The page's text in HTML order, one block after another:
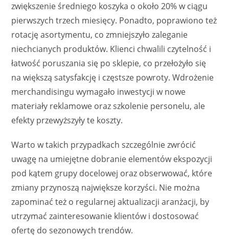
zwiększenie średniego koszyka o około 20% w ciągu
pierwszych trzech miesięcy. Ponadto, poprawiono też
rotację asortymentu, co zmniejszyło zaleganie
niechcianych produktów. Klienci chwalili czytelność i
łatwość poruszania się po sklepie, co przełożyło się
na większą satysfakcję i częstsze powroty. Wdrożenie
merchandisingu wymagało inwestycji w nowe
materiały reklamowe oraz szkolenie personelu, ale
efekty przewyższyły te koszty.
Warto w takich przypadkach szczególnie zwrócić
uwagę na umiejętne dobranie elementów ekspozycji
pod kątem grupy docelowej oraz obserwować, które
zmiany przynoszą największe korzyści. Nie można
zapominać też o regularnej aktualizacji aranżacji, by
utrzymać zainteresowanie klientów i dostosować
ofertę do sezonowych trendów.